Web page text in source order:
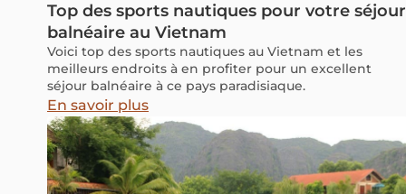
Top des sports nautiques pour votre séjour
balnéaire au Vietnam
Voici top des sports nautiques au Vietnam et les
meilleurs endroits à en profiter pour un excellent
séjour balnéaire à ce pays paradisiaque.
En savoir plus